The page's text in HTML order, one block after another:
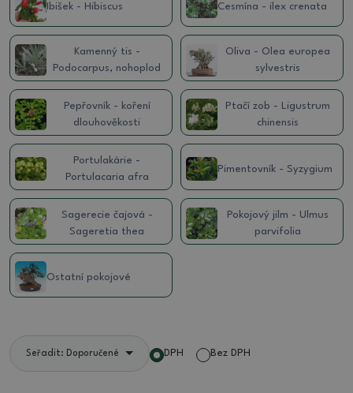
Ibišek - Hibiscus Cesmína - ilex crenata
Kamenný tis -
Podocarpus, nohoplod
Oliva - Olea europea
sylvestris
Pepřovník - koření
dlouhověkosti
Ptačí zob - Ligustrum
chinensis
Portulakárie -
Portulacaria afra
Pimentovník - Syzygium
Sagerecie čajová -
Sageretia thea
Pokojový jilm - Ulmus
parvifolia
Ostatní pokojové
Seřadit: Doporučené DPH Bez DPH